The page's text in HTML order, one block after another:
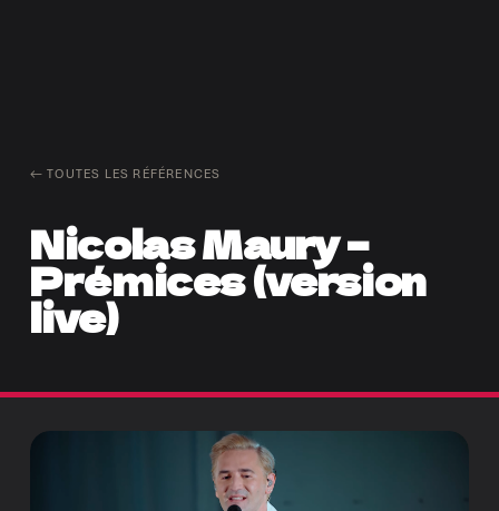
← TOUTES LES RÉFÉRENCES
Nicolas Maury –
Prémices (version
live)